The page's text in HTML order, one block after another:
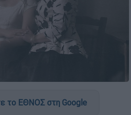
το ΕΘΝΟΣ στη Google